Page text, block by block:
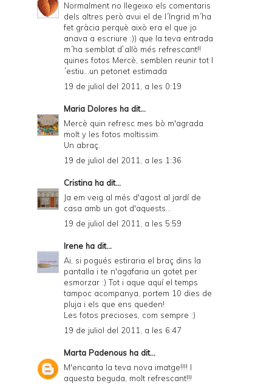
Normalment no llegeixo els comentaris
dels altres però avui el de l´Ingrid m´ha
fet gràcia perquè això era el que jo
anava a escriure :)) que la teva entrada
m´ha semblat d`allò més refrescant!!
quines fotos Mercè, semblen reunir tot l
´estiu...un petonet estimada
19 de juliol del 2011, a les 0:19
Maria Dolores ha dit...
Mercè quin refresc mes bò m'agrada
molt y les fotos moltissim.
Un abraç.
19 de juliol del 2011, a les 1:36
Cristina ha dit...
Ja em veig al més d'agost al jardí de
casa amb un got d'aquests...
19 de juliol del 2011, a les 5:59
Irene ha dit...
Ai, si pogués estiraria el braç dins la
pantalla i te n'agafaria un gotet per
esmorzar :) Tot i aque aquí el temps
tampoc acompanya, portem 10 dies de
pluja i els que ens queden!
Les fotos precioses, com sempre :)
19 de juliol del 2011, a les 6:47
Marta Padenous ha dit...
M'encanta la teva nova imatge!!!! I
aquesta beguda, molt refrescant!!!